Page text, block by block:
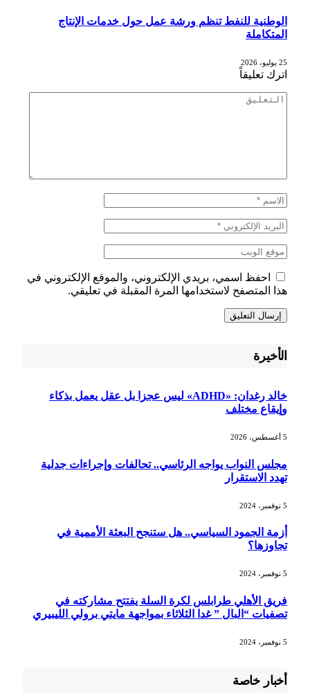
الوطنية للنفط تنظم ورشة عمل حول خدمات الإنتاج
المتكاملة
25 يوليو، 2026
اترك تعليقاً
احفظ اسمي، بريدي الإلكتروني، والموقع الإلكتروني في
هذا المتصفح لاستخدامها المرة المقبلة في تعليقي.
الأخيرة
خالد رغدان: «ADHD» ليس عجزا بل عقل يعمل بذكاء
وإيقاع مختلف
مجلس النواب يواجه الرئاسي.. تحالفات وإجراءات جدلية
تهدد الاستقرار
أزمة الجمود السياسي.. هل ستنجح البعثة الأممية في
تجاوزها؟
فريق الأهلي طرابلس لكرة السلة يفتتح مشاركته في
تصفيات “البال ” غدا الثلاثاء بمواجهة مايتي برولي الليبيري
أخبار خاصة